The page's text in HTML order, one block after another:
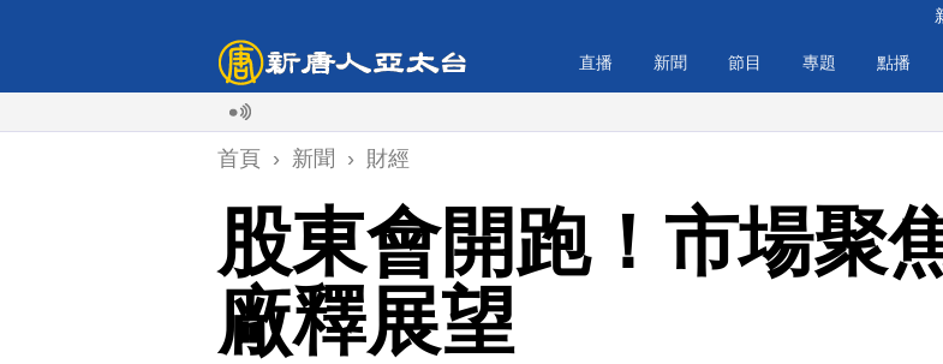
直播 新聞 節目 專題 點播
颱
首頁 › 新聞 › 財經
股東會開跑！市場聚
廠釋展望